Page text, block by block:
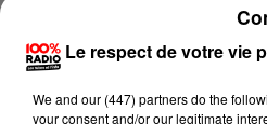
PODCAST DE
AVEC LES 10 ANS DE LA
POURPRE
Le respect de votre vie
We and our (447) partnersdo the
your consent and/or our legitimate